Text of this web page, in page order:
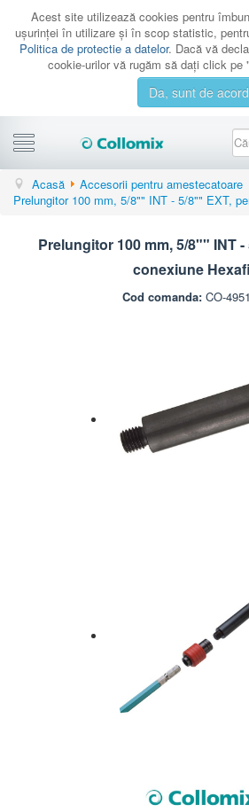
Acest site utilizează cookies pentru
uşurinţei în utilizare şi în scop statistic,
Politica de protectie a datelor. Dacă vă
cookie-urilor vă rugăm să daţi click pe
Da, sunt de acord
CATEGORII
PROMOTII
Acasă
Accesorii pentru amestecatoare
Prelungitor 100 mm, 5/8"" INT - 5/8"" EXT,
Prelungitor 100 mm, 5/8"" INT
conexiune
Cod comanda: CO-